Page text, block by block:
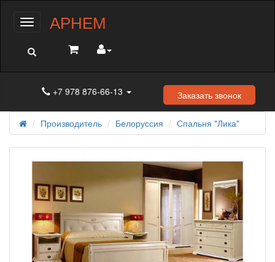
МенюАРНЕМ
+7 978 876-66-13 Заказать звонок
Производитель Белоруссия Спальня "Лика"